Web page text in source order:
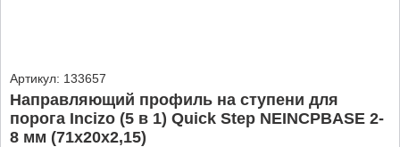
Артикул: 133657
Направляющий профиль на ступени для
порога Incizo (5 в 1) Quick Step NEINCPBASE 2-
8 мм (71х20х2,15)